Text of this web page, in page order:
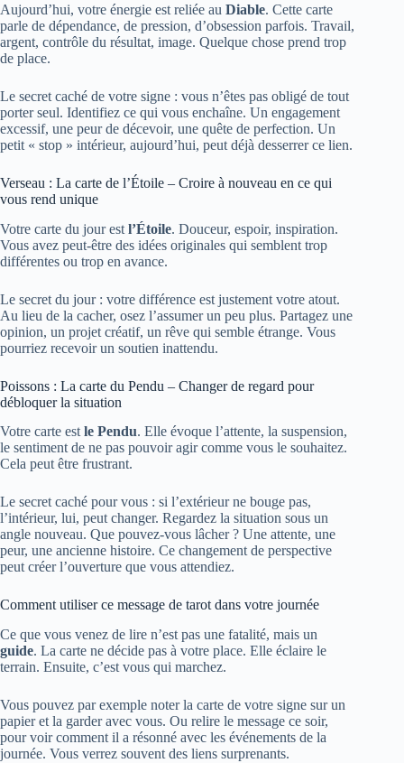
Aujourd’hui, votre énergie est reliée au Diable. Cette carte
parle de dépendance, de pression, d’obsession parfois. Travail,
argent, contrôle du résultat, image. Quelque chose prend trop
de place.
Le secret caché de votre signe : vous n’êtes pas obligé de tout
porter seul. Identifiez ce qui vous enchaîne. Un engagement
excessif, une peur de décevoir, une quête de perfection. Un
petit « stop » intérieur, aujourd’hui, peut déjà desserrer ce lien.
Verseau : La carte de l’Étoile – Croire à nouveau en ce qui
vous rend unique
Votre carte du jour est l’Étoile. Douceur, espoir, inspiration.
Vous avez peut-être des idées originales qui semblent trop
différentes ou trop en avance.
Le secret du jour : votre différence est justement votre atout.
Au lieu de la cacher, osez l’assumer un peu plus. Partagez une
opinion, un projet créatif, un rêve qui semble étrange. Vous
pourriez recevoir un soutien inattendu.
Poissons : La carte du Pendu – Changer de regard pour
débloquer la situation
Votre carte estle Pendu. Elle évoque l’attente, la suspension,
le sentiment de ne pas pouvoir agir comme vous le souhaitez.
Cela peut être frustrant.
Le secret caché pour vous : si l’extérieur ne bouge pas,
l’intérieur, lui, peut changer. Regardez la situation sous un
angle nouveau. Que pouvez-vous lâcher ? Une attente, une
peur, une ancienne histoire. Ce changement de perspective
peut créer l’ouverture que vous attendiez.
Comment utiliser ce message de tarot dans votre journée
Ce que vous venez de lire n’est pas une fatalité, mais un
guide. La carte ne décide pas à votre place. Elle éclaire le
terrain. Ensuite, c’est vous qui marchez.
Vous pouvez par exemple noter la carte de votre signe sur un
papier et la garder avec vous. Ou relire le message ce soir,
pour voir comment il a résonné avec les événements de la
journée. Vous verrez souvent des liens surprenants.